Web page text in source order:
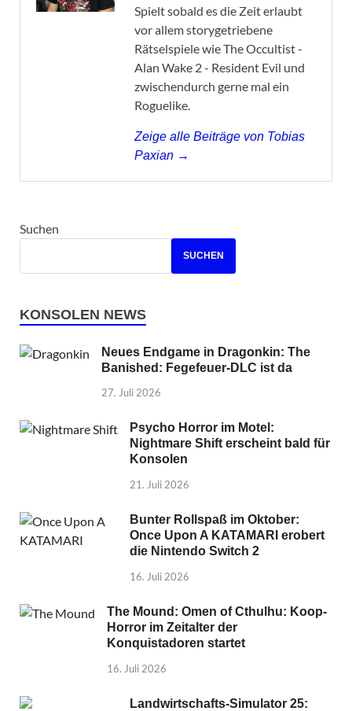
Spielt sobald es die Zeit erlaubt
vor allem storygetriebene
Rätselspiele wie The Occultist -
Alan Wake 2 - Resident Evil und
zwischendurch gerne mal ein
Roguelike.
Zeige alle Beiträge von Tobias
Paxian →
Suchen
SUCHEN
KONSOLEN NEWS
Neues Endgame in Dragonkin: The
Banished: Fegefeuer-DLC ist da
27. Juli 2026
Psycho Horror im Motel:
Nightmare Shift erscheint bald für
Konsolen
21. Juli 2026
Bunter Rollspaß im Oktober:
Once Upon A KATAMARI erobert
die Nintendo Switch 2
16. Juli 2026
The Mound: Omen of Cthulhu: Koop-
Horror im Zeitalter der
Konquistadoren startet
16. Juli 2026
Landwirtschafts-Simulator 25: